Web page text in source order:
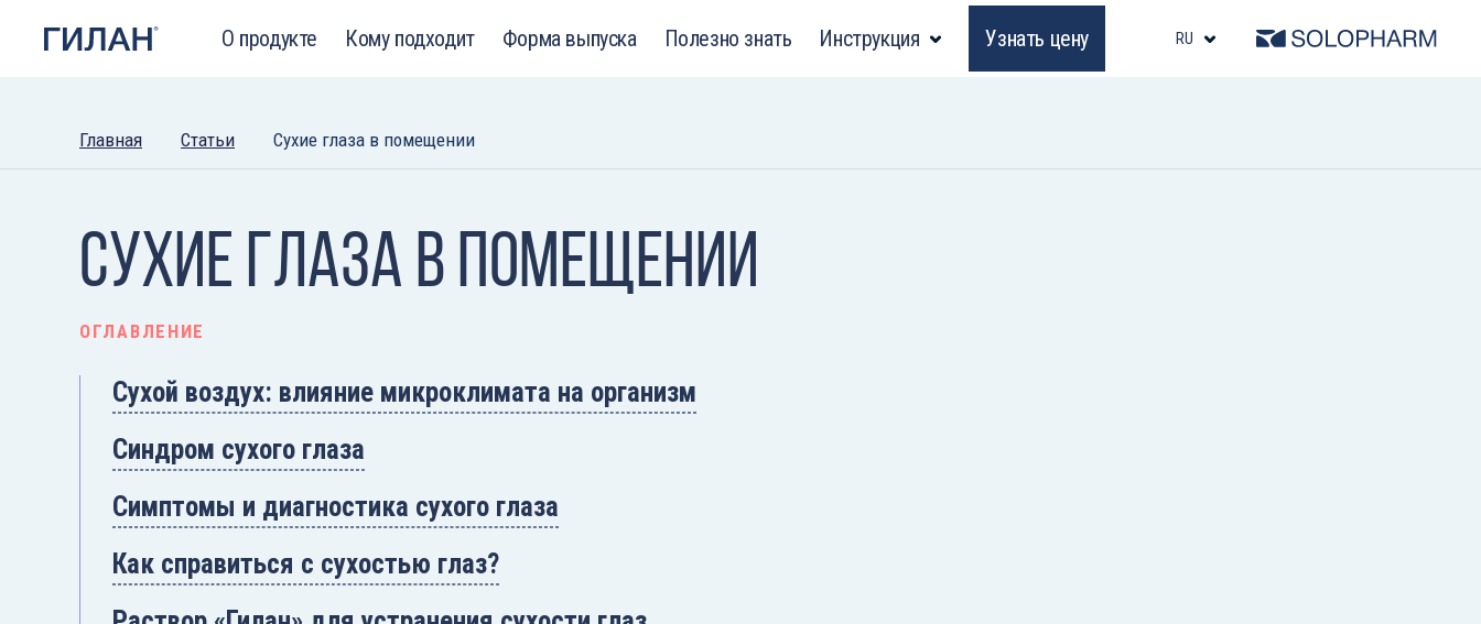
О продукте Кому подходит Форма выпуска Полезно знать Инструкция Узнать цену RU
Главная Статьи Сухие глаза в помещении
Сухие глаза в помещении
ОГЛАВЛЕНИЕ
Сухой воздух: влияние микроклимата на организм
Синдром сухого глаза
Симптомы и диагностика сухого глаза
Как справиться с сухостью глаз?